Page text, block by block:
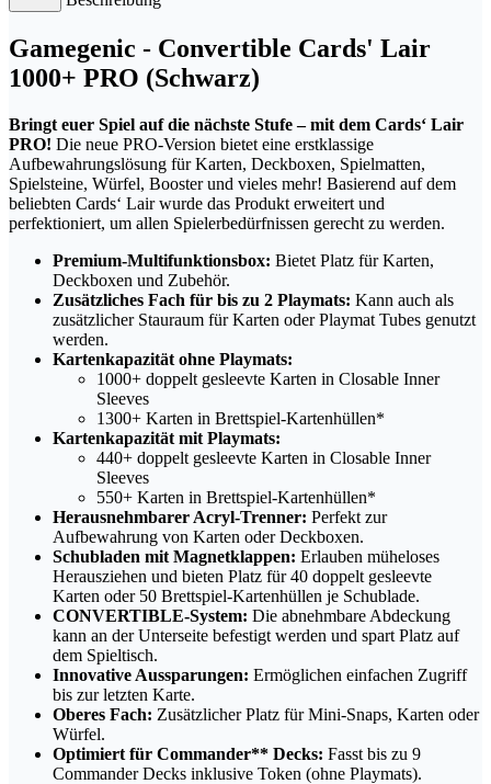
Gamegenic - Convertible Cards' Lair
1000+ PRO (Schwarz)
Bringt euer Spiel auf die nächste Stufe – mit dem Cards‘ Lair
PRO! Die neue PRO-Version bietet eine erstklassige
Aufbewahrungslösung für Karten, Deckboxen, Spielmatten,
Spielsteine, Würfel, Booster und vieles mehr! Basierend auf dem
beliebten Cards‘ Lair wurde das Produkt erweitert und
perfektioniert, um allen Spielerbedürfnissen gerecht zu werden.
Premium-Multifunktionsbox: Bietet Platz für Karten,
Deckboxen und Zubehör.
Zusätzliches Fach für bis zu 2 Playmats: Kann auch als
zusätzlicher Stauraum für Karten oder Playmat Tubes genutzt
werden.
Kartenkapazität ohne Playmats:
1000+ doppelt gesleevte Karten in Closable Inner
Sleeves
1300+ Karten in Brettspiel-Kartenhüllen*
Kartenkapazität mit Playmats:
440+ doppelt gesleevte Karten in Closable Inner
Sleeves
550+ Karten in Brettspiel-Kartenhüllen*
Herausnehmbarer Acryl-Trenner: Perfekt zur
Aufbewahrung von Karten oder Deckboxen.
Schubladen mit Magnetklappen: Erlauben müheloses
Herausziehen und bieten Platz für 40 doppelt gesleevte
Karten oder 50 Brettspiel-Kartenhüllen je Schublade.
CONVERTIBLE-System: Die abnehmbare Abdeckung
kann an der Unterseite befestigt werden und spart Platz auf
dem Spieltisch.
Innovative Aussparungen: Ermöglichen einfachen Zugriff
bis zur letzten Karte.
Oberes Fach: Zusätzlicher Platz für Mini-Snaps, Karten oder
Würfel.
Optimiert für Commander** Decks: Fasst bis zu 9
Commander Decks inklusive Token (ohne Playmats).